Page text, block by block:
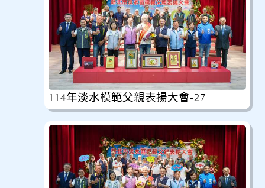
114年淡水模範父親表揚大會-27